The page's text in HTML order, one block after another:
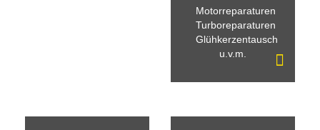
Motorreparaturen
Turboreparaturen
Glühkerzentausch
u.v.m.